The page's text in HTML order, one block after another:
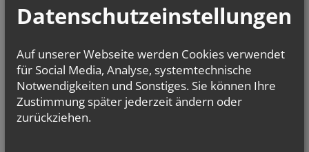
Di.., 03. November 2026 17:00
Offene Tankstelle für die Seele
Evangelium
Mt 14, 22–33
Herr, befiehl, dass ich auf dem Wasser zu dir komme
Datenschutzeinstellungen
Auf unserer Webseite werden Cookies verwendet
für Social Media, Analyse, systemtechnische
Notwendigkeiten und Sonstiges. Sie können Ihre
Zustimmung später jederzeit ändern oder
zurückziehen.